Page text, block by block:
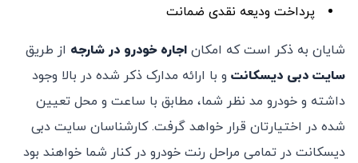
پرداخت ودیعه نقدی ضمانت
شایان به ذکر است که امکان اجاره خودرو در شارجه از طریق
سایت دبی دیسکانت و با ارائه مدارک ذکر شده در بالا وجود
داشته و‌ خودرو مد نظر شما، مطابق با ساعت و محل تعیین
شده در اختیارتان قرار خواهد گرفت. کارشناسان سایت دبی
دیسکانت در تمامی مراحل رنت خودرو در کنار شما خواهند بود